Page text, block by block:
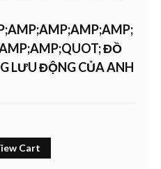
ĐỒ
LƯU ĐỘNG CỦA ANH
Cart